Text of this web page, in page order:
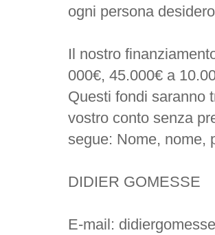
ogni persona
Il nostro
000€, 45.000€ a
Questi fondi saranno
vostro conto senza
segue: Nome, nome,
DIDIER GOMESSE
E-mail: